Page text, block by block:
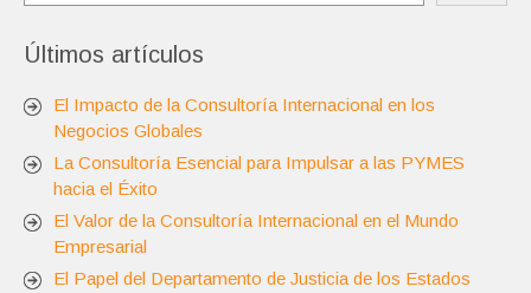
Últimos artículos
El Impacto de la Consultoría Internacional en los
Negocios Globales
La Consultoría Esencial para Impulsar a las PYMES
hacia el Éxito
El Valor de la Consultoría Internacional en el Mundo
Empresarial
El Papel del Departamento de Justicia de los Estados